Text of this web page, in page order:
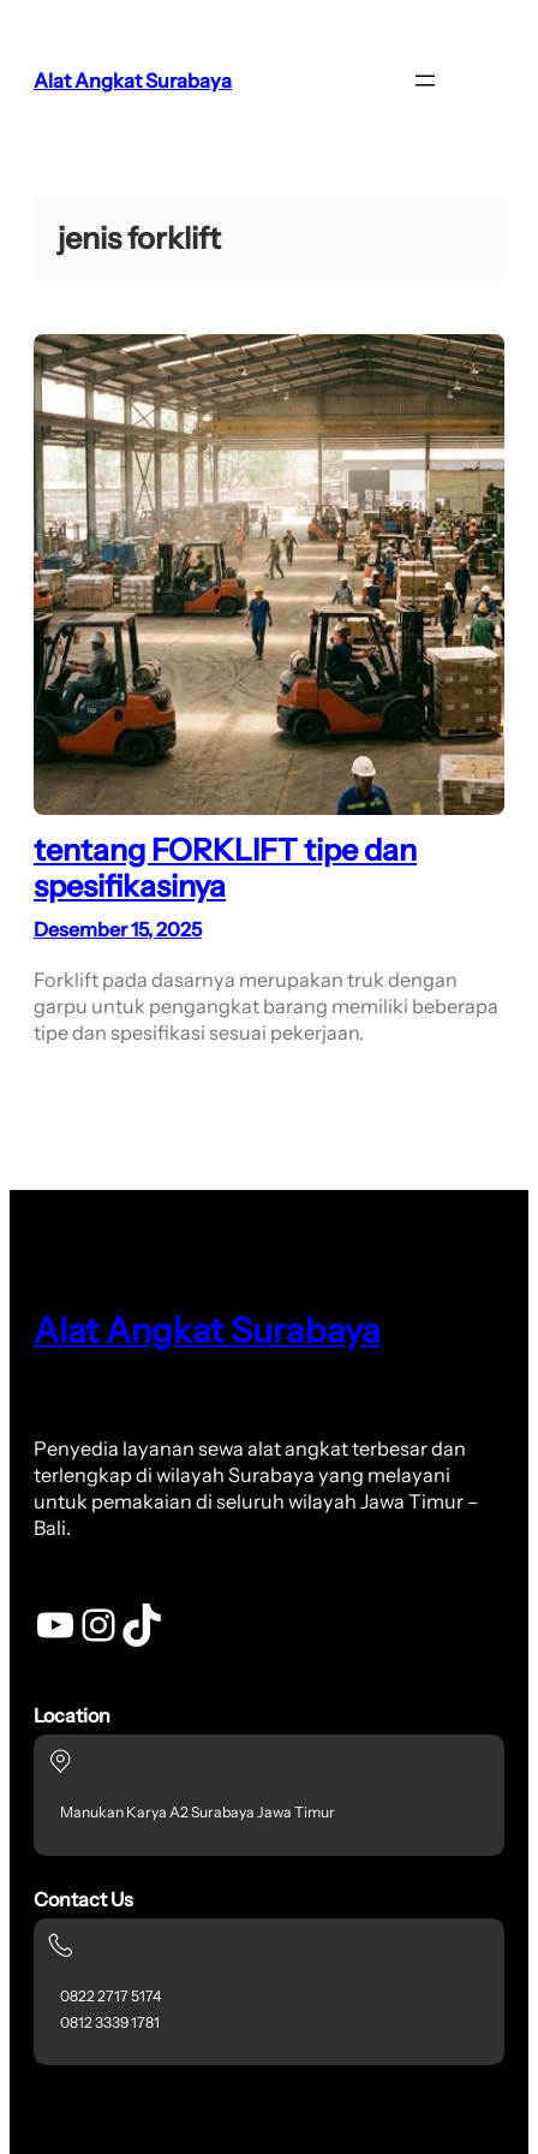
konten
Alat Angkat Surabaya
jenis forklift
tentang FORKLIFT tipe dan
spesifikasinya
Desember 15, 2025
Forklift pada dasarnya merupakan truk dengan
garpu untuk pengangkat barang memiliki beberapa
tipe dan spesifikasi sesuai pekerjaan.
Alat Angkat Surabaya
Penyedia layanan sewa alat angkat terbesar dan
terlengkap di wilayah Surabaya yang melayani
untuk pemakaian di seluruh wilayah Jawa Timur –
Bali.
YouTube InstagramTikTok
Location
Manukan Karya A2 Surabaya Jawa Timur
Contact Us
0822 2717 5174
0812 3339 1781